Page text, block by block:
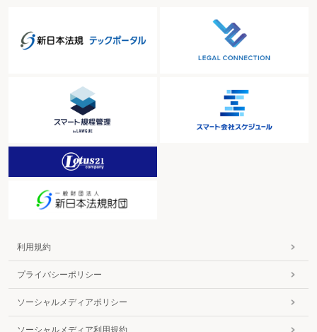
＜フローチャート＞
税込経理方式と税抜経理方式
消費税等と印紙税の処理
第３節 仕入税額控除のための帳簿と請求書等の保存～適格請求書等保存方式
＜フローチャート＞
請求書等保存方式、区分記載請求書等保存方式、適格請求書等保存方式
第４節 適格請求書等の交付と保存～適格請求書発行事業者の登録と義務～
＜フローチャート＞
第５節 収益認識基準と消費税～適用した場合の取扱い～
＜フローチャート＞
＜フローチャート＞ 特殊なケースの消費税
第１節 仕入税額控除等の特例～補助金や寄附金が多い法人に対して～
＜フローチャート＞
特定収入についての計算の特例
利用規約
プライバシーポリシー
ソーシャルメディアポリシー
ソーシャルメディア利用規約